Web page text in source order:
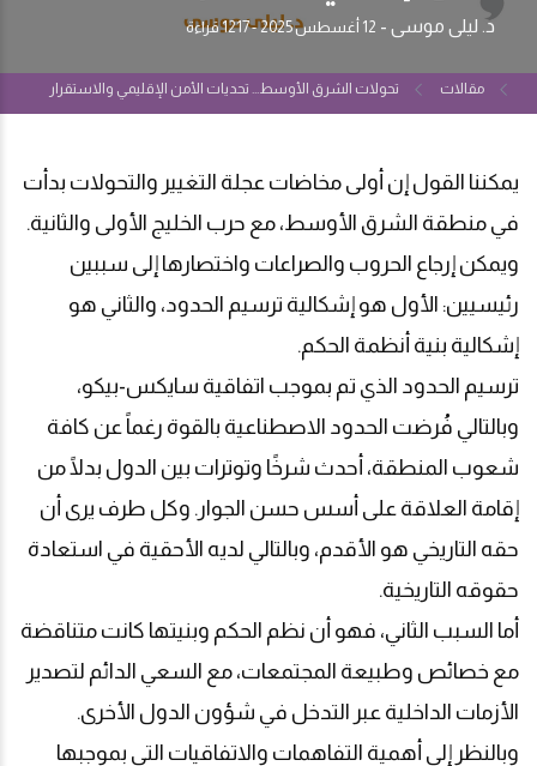
د. ليلى موسى - 12 أغسطس 2025 - 1217 قراءة
مقالات تحولات الشرق الأوسط... تحديات الأمن الإقليمي والاستقرار
يمكننا القول إن أولى مخاضات عجلة التغيير والتحولات بدأت
في منطقة الشرق الأوسط، مع حرب الخليج الأولى والثانية.
ويمكن إرجاع الحروب والصراعات واختصارها إلى سببين
رئيسيين: الأول هو إشكالية ترسيم الحدود، والثاني هو
إشكالية بنية أنظمة الحكم.
ترسيم الحدود الذي تم بموجب اتفاقية سايكس-بيكو،
وبالتالي فُرضت الحدود الاصطناعية بالقوة رغماً عن كافة
شعوب المنطقة، أحدث شرخًا وتوترات بين الدول بدلًا من
إقامة العلاقة على أسس حسن الجوار. وكل طرف يرى أن
حقه التاريخي هو الأقدم، وبالتالي لديه الأحقية في استعادة
حقوقه التاريخية.
أما السبب الثاني، فهو أن نظم الحكم وبنيتها كانت متناقضة
مع خصائص وطبيعة المجتمعات، مع السعي الدائم لتصدير
الأزمات الداخلية عبر التدخل في شؤون الدول الأخرى.
وبالنظر إلى أهمية التفاهمات والاتفاقيات التي بموجبها